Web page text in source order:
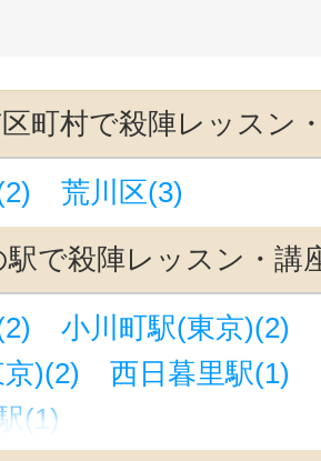
町村で殺陣レッスン
荒川区(3)
駅で殺陣レッスン・講
小川町駅(東京)(2)
)(2)
西日暮里駅(1)
(1)